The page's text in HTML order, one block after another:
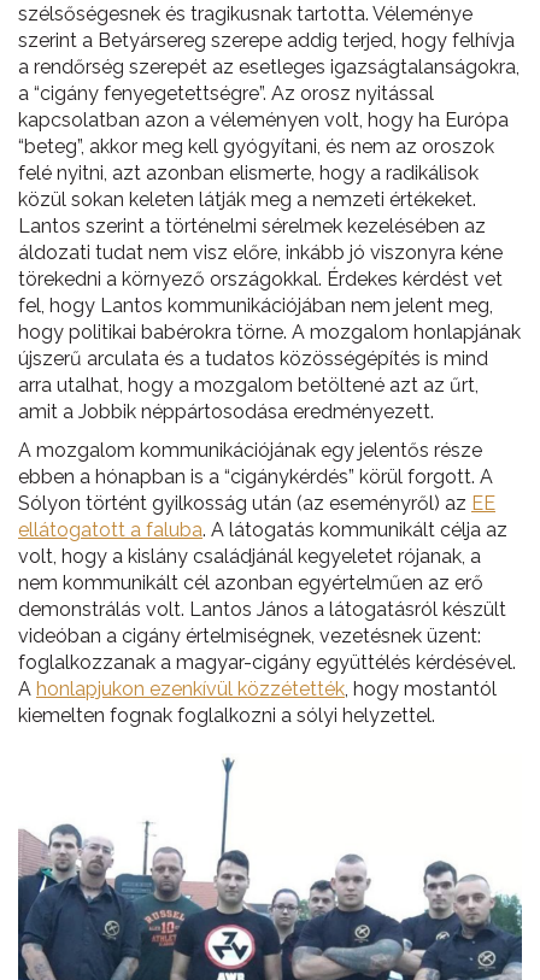
szélsőségesnek és tragikusnak tartotta. Véleménye
szerint a Betyársereg szerepe addig terjed, hogy felhívja
a rendőrség szerepét az esetleges igazságtalanságokra,
a “cigány fenyegetettségre”. Az orosz nyitással
kapcsolatban azon a véleményen volt, hogy ha Európa
“beteg”, akkor meg kell gyógyítani, és nem az oroszok
felé nyitni, azt azonban elismerte, hogy a radikálisok
közül sokan keleten látják meg a nemzeti értékeket.
Lantos szerint a történelmi sérelmek kezelésében az
áldozati tudat nem visz előre, inkább jó viszonyra kéne
törekedni a környező országokkal. Érdekes kérdést vet
fel, hogy Lantos kommunikációjában nem jelent meg,
hogy politikai babérokra törne. A mozgalom honlapjának
újszerű arculata és a tudatos közösségépítés is mind
arra utalhat, hogy a mozgalom betöltené azt az űrt,
amit a Jobbik néppártosodása eredményezett.
A mozgalom kommunikációjának egy jelentős része
ebben a hónapban is a “cigánykérdés” körül forgott. A
Sólyon történt gyilkosság után (az eseményről) az EE
ellátogatott a faluba. A látogatás kommunikált célja az
volt, hogy a kislány családjánál kegyeletet rójanak, a
nem kommunikált cél azonban egyértelműen az erő
demonstrálás volt. Lantos János a látogatásról készült
videóban a cigány értelmiségnek, vezetésnek üzent:
foglalkozzanak a magyar-cigány együttélés kérdésével.
A honlapjukon ezenkívül közzétették , hogy mostantól
kiemelten fognak foglalkozni a sólyi helyzettel.